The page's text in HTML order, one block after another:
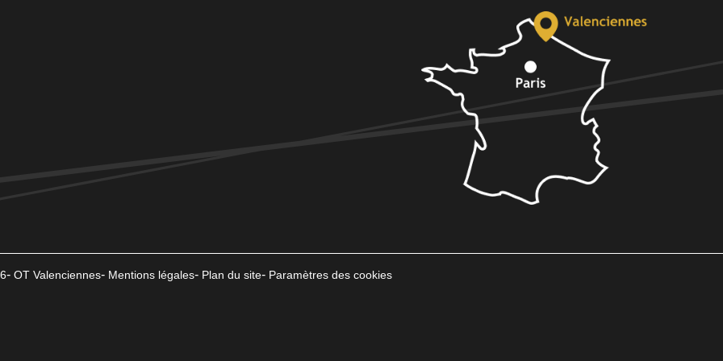
OT Valenciennes Mentions légales Plan du site Paramètres des cookies